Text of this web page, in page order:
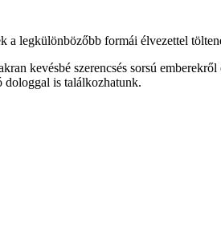
a legkülönbözőbb formái élvezettel
kevésbé szerencsés sorsú
dologgal is találkozhatunk.